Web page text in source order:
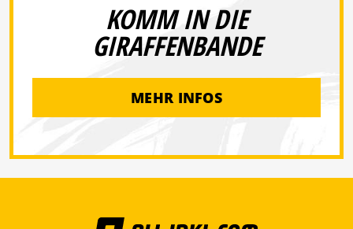
KOMM IN DIE
GIRAFFENBANDE
MEHR INFOS